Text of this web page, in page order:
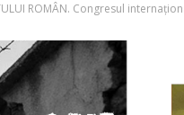
ROMÂN. Congresul